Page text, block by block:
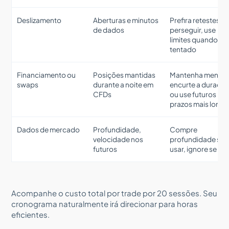
Deslizamento
Aberturas e minutos
de dados
Prefira retestes a
perseguir, use
limites quando
tentado
Financiamento ou
swaps
Posições mantidas
durante a noite em
CFDs
Mantenha menor,
encurte a
ou use futuros
prazos mais
Dados de mercado
Profundidade,
velocidade nos
futuros
Compre
profundidade se
usar, ignore se
Acompanhe o custo total por trade por 20 sessões. Seu
cronograma naturalmente irá direcionar para horas
eficientes.